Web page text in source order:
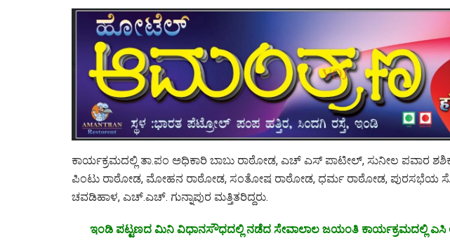
ಕಾರ್ಯಕ್ರಮದಲ್ಲಿ ತಾ.ಪಂ ಅಧಿಕಾರಿ ಬಾಬು ರಾಠೋಡ, ಎಚ್ ಎಸ್ ಪಾಟೀಲ್, ಸುನೀಲ ಪವಾರ
ಪಿಂಟು ರಾಠೋಡ, ಮೋಹನ ರಾಠೋಡ, ಸಂತೋಷ ರಾಠೋಡ, ಧರ್ಮ ರಾಠೋಡ, ಪುರಸಭೆಯ
ಚವಡಿಹಾಳ, ಎಚ್.ಎಚ್. ಗುನ್ನಾಪುರ ಮತ್ತಿತರಿದ್ದರು.
ಇಂಡಿ ಪಟ್ಟಣದ ಮಿನಿ ವಿಧಾನಸೌಧದಲ್ಲಿ ನಡೆದ ಸೇವಾಲಾಲ ಜಯಂತಿ ಕಾರ್ಯಕ್ರಮದಲ್ಲಿ ಎಸಿ